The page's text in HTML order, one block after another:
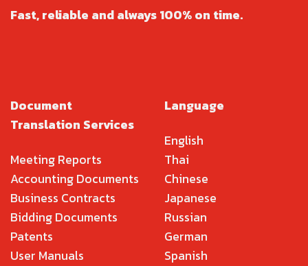
Fast, reliable and always 100% on time.
Document
Translation Services
Meeting Reports
Accounting Documents
Business Contracts
Bidding Documents
Patents
User Manuals
Language
English
Thai
Chinese
Japanese
Russian
German
Spanish